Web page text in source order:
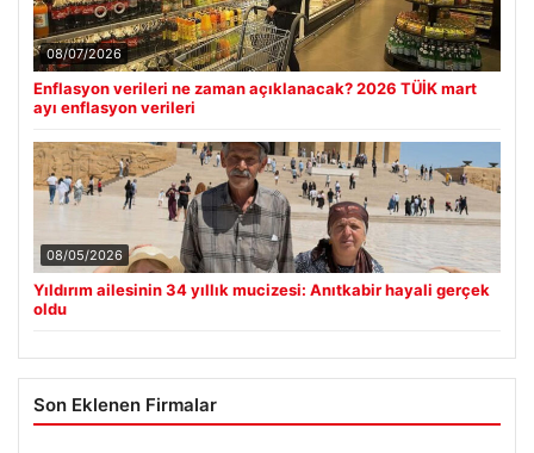
08/07/2026
Enflasyon verileri ne zaman açıklanacak? 2026 TÜİK mart
ayı enflasyon verileri
08/05/2026
Yıldırım ailesinin 34 yıllık mucizesi: Anıtkabir hayali gerçek
oldu
Son Eklenen Firmalar